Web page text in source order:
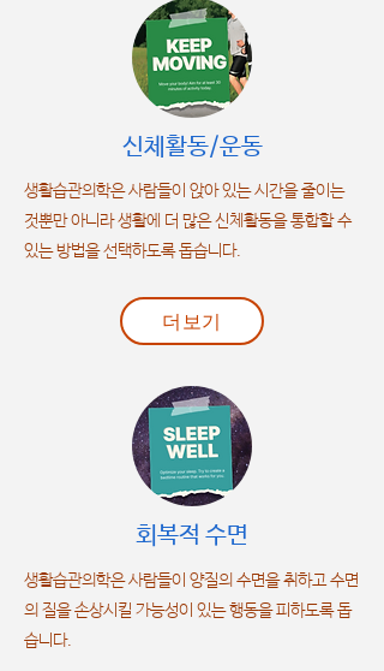
신체활동/운동
생활습관의학은 사람들이 앉아 있는 시간을 줄이는
것뿐만 아니라 생활에 더 많은 신체활동을 통합할 수
있는 방법을 선택하도록 돕습니다.
회복적 수면
생활습관의학은 사람들이 양질의 수면을 취하고 수면
의 질을 손상시킬 가능성이 있는 행동을 피하도록 돕
습니다.
더보기